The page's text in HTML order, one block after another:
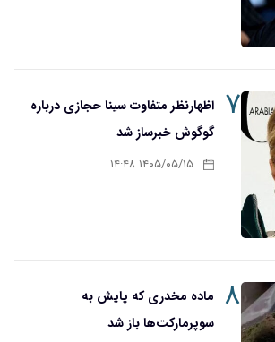
۷ اظهارنظر متفاوت سینا حجازی درباره
گوگوش خبرساز شد
۱۴۰۵/۰۵/۱۵ ۱۴:۴۸
۸
ماده مخدری که پایش به
سوپرمارکت‌ها باز شد